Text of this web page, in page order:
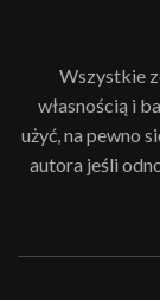
Wszystkie
własnością i
użyć, na pewno
autora jeśli